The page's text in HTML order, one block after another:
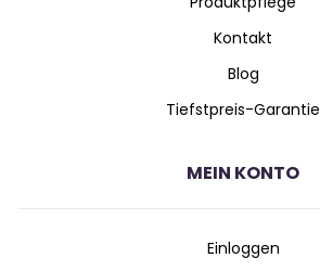
Kontakt
Blog
Tiefstpreis-Garantie
MEIN KONTO
Einloggen